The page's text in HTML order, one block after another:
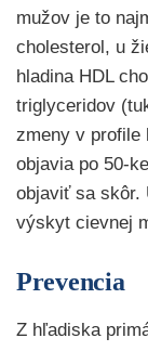
mužov je to
cholesterol, u
hladina HDL
triglyceridov
zmeny v profile
objavia po 50-
objaviť sa skôr.
výskyt cievnej
Prevencia
Z hľadiska